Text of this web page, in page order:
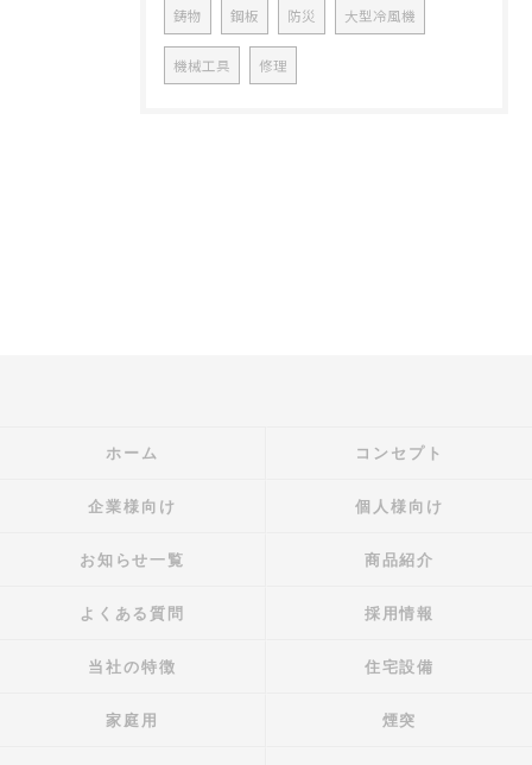
鋳物 鋼板 防災 大型冷風機
機械工具 修理
ホーム コンセプト
企業様向け 個人様向け
お知らせ一覧 商品紹介
よくある質問 採用情報
当社の特徴 住宅設備
家庭用 煙突